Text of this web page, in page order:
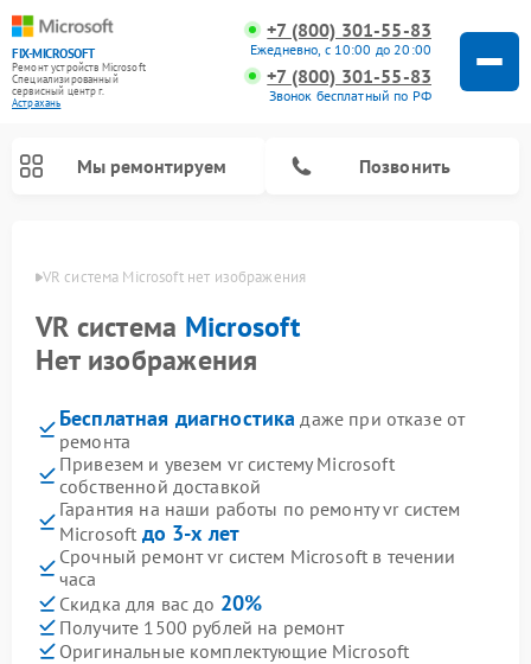
FIX-MICROSOFT
Ремонт устройств Microsoft
Специализированный
cервисный центр г.
Астрахань
+7 (800) 301-55-83
Ежедневно, с 10:00 до 20:00
+7 (800) 301-55-83
Звонок бесплатный по РФ
Мы ремонтируем Позвонить
VR система Microsoft нет изображения
VR система Microsoft
Нет изображения
Бесплатная диагностика даже при отказе от
ремонта
Привезем и увезем vr систему Microsoft
собственной доставкой
Гарантия на наши работы по ремонту vr систем
Microsoft до 3-х лет
Срочный ремонт vr систем Microsoft в течении
часа
Скидка для вас до 20%
Получите 1500 рублей на ремонт
Оригинальные комплектующие Microsoft